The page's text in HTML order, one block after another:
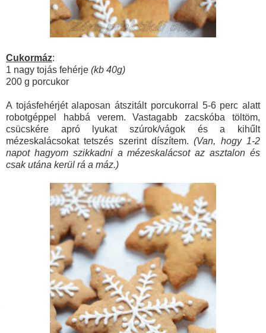
Cukormáz:
1 nagy tojás fehérje (kb 40g)
200 g porcukor
A tojásfehérjét alaposan átszitált porcukorral 5-6 perc alatt
robotgéppel habbá verem. Vastagabb zacskóba töltöm,
csücskére apró lyukat szúrok/vágok és a kihűlt
mézeskalácsokat tetszés szerint díszítem. (Van, hogy 1-2
napot hagyom szikkadni a mézeskalácsot az asztalon és
csak utána kerül rá a máz.)